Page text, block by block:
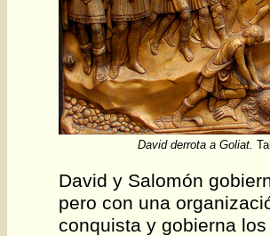
David derrota a Goliat.
David y Salomón
pero con una
conquista y gobierna